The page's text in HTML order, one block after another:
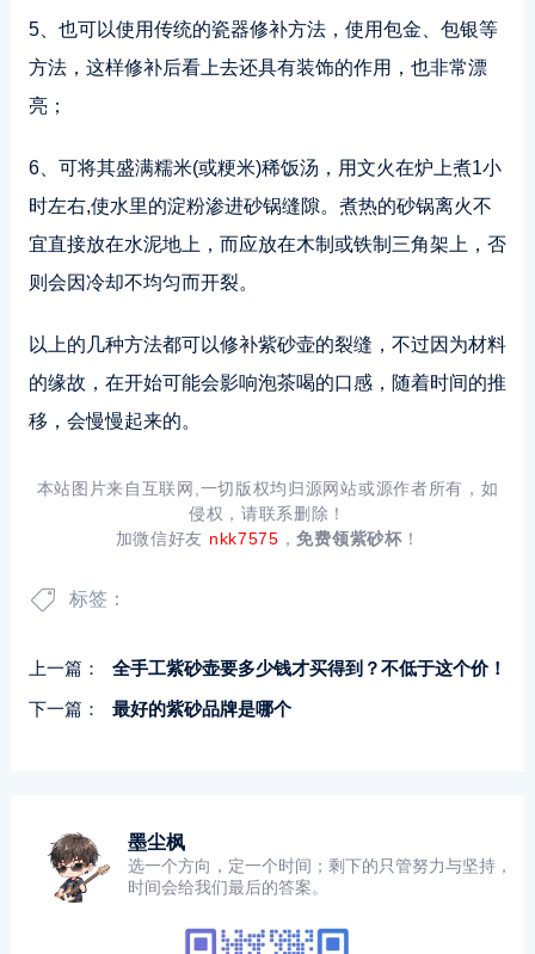
5、也可以使用传统的瓷器修补方法，使用包金、包银等
方法，这样修补后看上去还具有装饰的作用，也非常漂
亮；
6、可将其盛满糯米(或粳米)稀饭汤，用文火在炉上煮1小
时左右,使水里的淀粉渗进砂锅缝隙。煮热的砂锅离火不
宜直接放在水泥地上，而应放在木制或铁制三角架上，否
则会因冷却不均匀而开裂。
以上的几种方法都可以修补紫砂壶的裂缝，不过因为材料
的缘故，在开始可能会影响泡茶喝的口感，随着时间的推
移，会慢慢起来的。
本站图片来自互联网,一切版权均归源网站或源作者所有，如
侵权，请联系删除！
加微信好友 nkk7575 ，免费领紫砂杯！
标签：
上一篇：
全手工紫砂壶要多少钱才买得到？不低于这个价！
下一篇：
最好的紫砂品牌是哪个
墨尘枫
选一个方向，定一个时间；剩下的只管努力与坚持，
时间会给我们最后的答案。